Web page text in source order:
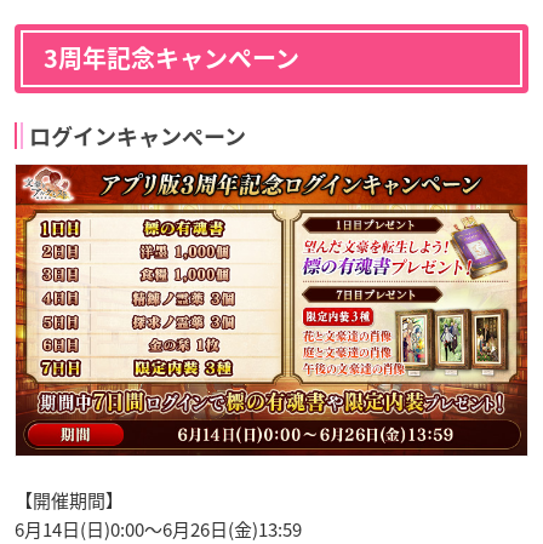
3周年記念キャンペーン
ログインキャンペーン
【開催期間】
6月14日(日)0:00～6月26日(金)13:59